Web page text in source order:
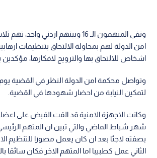
ونفى المتهمون الـ 16 وبينهم اردني
امن الدولة لهم بمحاولة الالتحاق بتنظيمات
اشخاص للالتحاق بها والترويج لافكارها، مؤكدين
لتمكين النيابة من احضار شهودها في القضية.
وكانت الاجهزة الامنية قد القت القبض على
شهر شباط الماضي والتي تبين ان المتهم
بصفته لاجئا بعد ان كان يعمل مصورا للتنظيم
الثاني عمل كطبيبا اما المتهم الاخر فكان سائقا